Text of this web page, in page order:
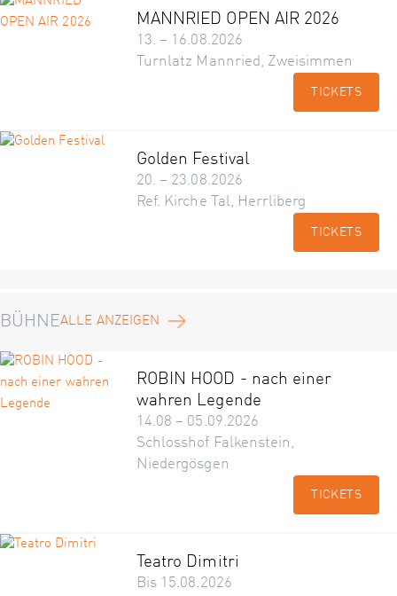
MANNRIED OPEN AIR 2026
13. – 16.08.2026
Turnlatz Mannried, Zweisimmen
TICKETS
Golden Festival
20. – 23.08.2026
Ref. Kirche Tal, Herrliberg
TICKETS
BÜHNEALLE ANZEIGEN
ROBIN HOOD - nach einer
wahren Legende
14.08 – 05.09.2026
Schlosshof Falkenstein,
Niedergösgen
TICKETS
Teatro Dimitri
Bis 15.08.2026